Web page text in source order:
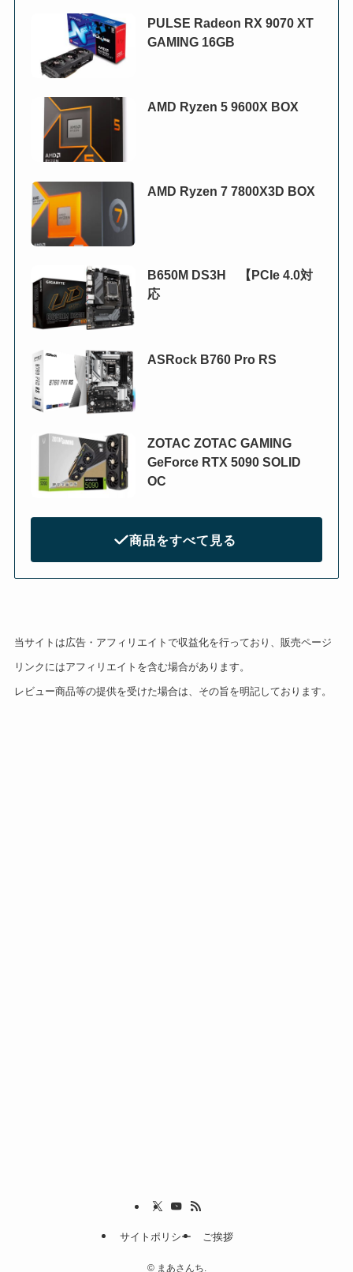
PULSE Radeon RX 9070 XT
GAMING 16GB
AMD Ryzen 5 9600X BOX
AMD Ryzen 7 7800X3D BOX
B650M DS3H 【PCIe 4.0対
応
ASRock B760 Pro RS
ZOTAC ZOTAC GAMING
GeForce RTX 5090 SOLID
OC
商品をすべて見る
当サイトは広告・アフィリエイトで収益化を行っており、販売ページ
リンクにはアフィリエイトを含む場合があります。
レビュー商品等の提供を受けた場合は、その旨を明記しております。
サイトポリシー ご挨拶
©まあさんち.